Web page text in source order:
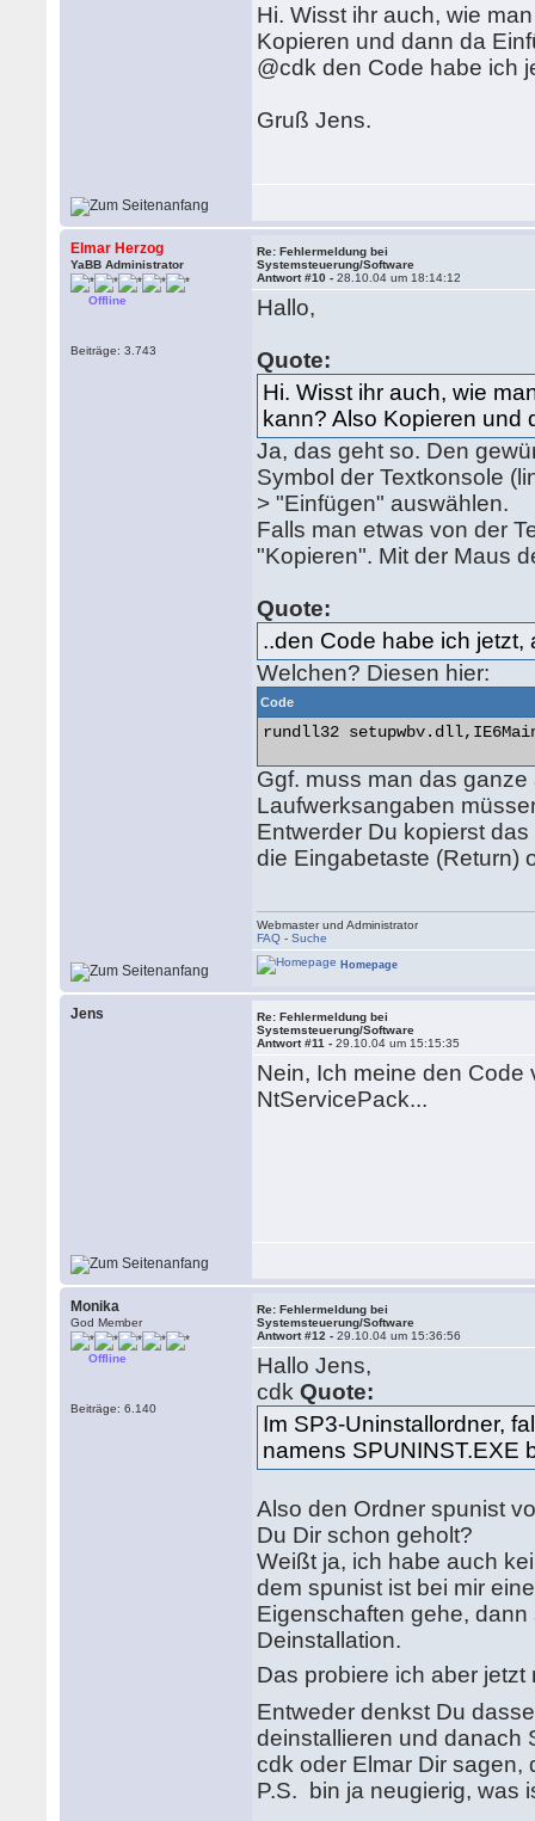
Hi. Wisst ihr auch, wie
Kopieren und dann da
@cdk den Code habe ich
Gruß Jens.
Elmar Herzog
YaBB Administrator
Offline
Beiträge: 3.743
Re: Fehlermeldung bei
Systemsteuerung/Software
Antwort #10 -28.10.04 um 18:14:12
Hallo,
Quote:
Hi. Wisst ihr auch, wie
kann? Also Kopieren und
Ja, das geht so. Den
Symbol der Textkonsole
> "Einfügen" auswählen.
Falls man etwas von der
"Kopieren". Mit der Maus
Quote:
..den Code habe ich
Welchen? Diesen hier:
Code
rundll32
Ggf. muss man das
Laufwerksangaben
Entwerder Du kopierst
die Eingabetaste (Return)
Webmaster und Administrator
FAQ -Suche
Homepage
Jens
Re: Fehlermeldung bei
Systemsteuerung/Software
Antwort #11 -29.10.04 um 15:15:35
Nein, Ich meine den Code
NtServicePack...
Monika
God Member
Offline
Beiträge: 6.140
Re: Fehlermeldung bei
Systemsteuerung/Software
Antwort #12 -29.10.04 um 15:36:56
Hallo Jens,
cdkQuote:
Im SP3-Uninstallordner,
namens SPUNINST.EXE
Also den Ordner spunist
Du Dir schon geholt?
Weißt ja, ich habe auch
dem spunist ist bei mir
Eigenschaften gehe,
Deinstallation.
Das probiere ich aber
Entweder denkst Du
deinstallieren und danach
cdk oder Elmar Dir sagen,
P.S. bin ja neugierig, was